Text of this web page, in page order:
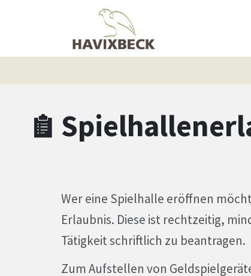
Zum Header
Zum Hauptinhalt
Zum Footer
Zum Hauptinhalt springen
Wer eine Spielhalle eröffnen
Erlaubnis. Diese ist rechtzeitig,
Tätigkeit schriftlich zu beantragen.
Zum Aufstellen von